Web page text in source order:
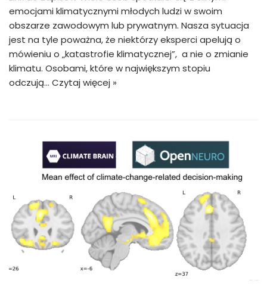
emocjami klimatycznymi młodych ludzi w swoim
obszarze zawodowym lub prywatnym. Nasza sytuacja
jest na tyle poważna, że niektórzy eksperci apelują o
mówieniu o „katastrofie klimatycznej”, a nie o zmianie
klimatu. Osobami, które w największym stopiu
odczują… Czytaj więcej »